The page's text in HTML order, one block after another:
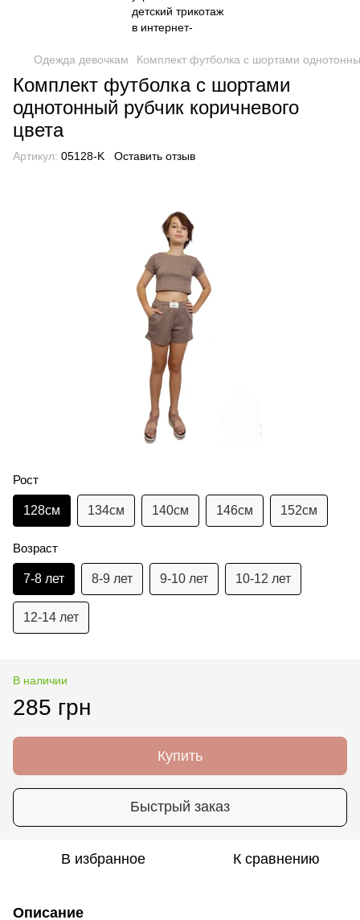
Одежда девочкам Комплект футболка с шортами
Комплект футболка с шортами
однотонный рубчик коричневого
цвета
Артикул: 05128-K Оставить отзыв
Рост
128см 134см 140см 146см 152см
Возраст
7-8 лет 8-9 лет 9-10 лет 10-12 лет
12-14 лет
В наличии
285 грн
Купить
Быстрый заказ
В избранное К сравнению
Описание